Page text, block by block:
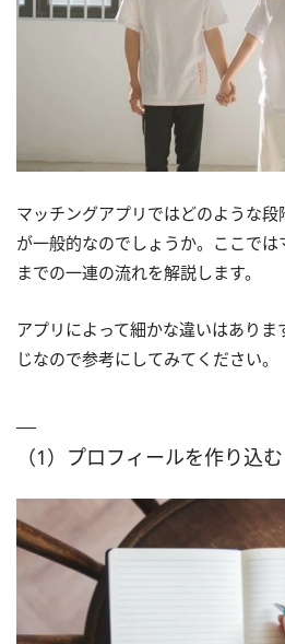
マッチングアプリではどのような
が一般的なのでしょうか。ここでは
までの一連の流れを解説します。
アプリによって細かな違いはあり
じなので参考にしてみてください。
（1）プロフィールを作り込む